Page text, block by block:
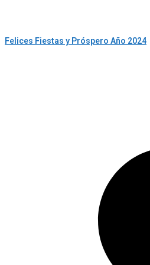
Felices Fiestas y Próspero Año 2024